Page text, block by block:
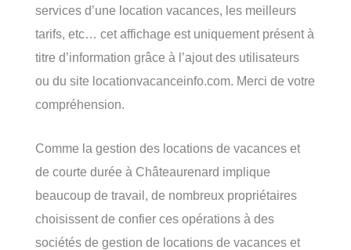
services d’une location vacances, les meilleurs
tarifs, etc… cet affichage est uniquement présent à
titre d’information grâce à l’ajout des utilisateurs
ou du site locationvacanceinfo.com. Merci de votre
compréhension.
Comme la gestion des locations de vacances et
de courte durée à Châteaurenard implique
beaucoup de travail, de nombreux propriétaires
choisissent de confier ces opérations à des
sociétés de gestion de locations de vacances et